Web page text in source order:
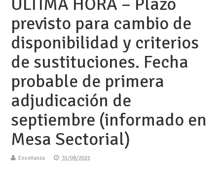
previsto para cambio de
disponibilidad y criterios
de sustituciones. Fecha
probable de primera
adjudicación de
septiembre (informado en
Mesa Sectorial)
Enseñanza 31/08/2021